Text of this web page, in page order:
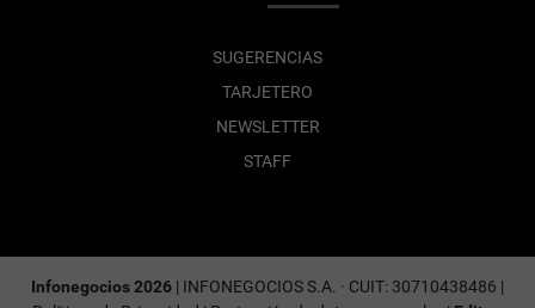
SUGERENCIAS
TARJETERO
NEWSLETTER
STAFF
Infonegocios 2026 | INFONEGOCIOS S.A. · CUIT: 30710438486 |